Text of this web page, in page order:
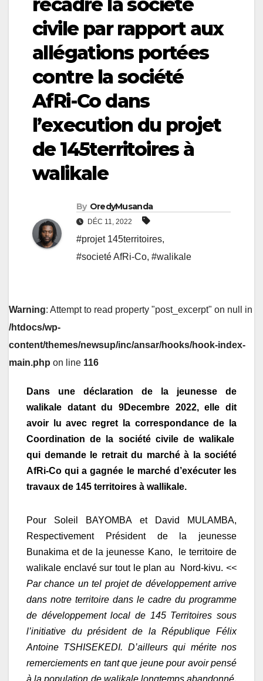
civile par rapport aux
allégations portées
contre la société
AfRi-Co dans
l’execution du projet
de 145territoires à
walikale
By OredyMusanda
DÉC 11, 2022
#projet 145territoires,
#societé AfRi-Co, #walikale
Warning: Attempt to read property "post_excerpt" on null in
/htdocs/wp-
content/themes/newsup/inc/ansar/hooks/hook-index-
main.php on line 116
Dans une déclaration de la jeunesse de
walikale datant du 9Decembre 2022, elle dit
avoir lu avec regret la correspondance de la
Coordination de la société civile de walikale
qui demande le retrait du marché à la société
AfRi-Co qui a gagnée le marché d’exécuter les
travaux de 145 territoires à wallikale.
Pour Soleil BAYOMBA et David MULAMBA,
Respectivement Président de la jeunesse
Bunakima et de la jeunesse Kano, le territoire de
walikale enclavé sur tout le plan au Nord-kivu. <<
Par chance un tel projet de développement arrive
dans notre territoire dans le cadre du programme
de développement local de 145 Territoires sous
l’initiative du président de la République Félix
Antoine TSHISEKEDI. D’ailleurs qui mérite nos
remerciements en tant que jeune pour avoir pensé